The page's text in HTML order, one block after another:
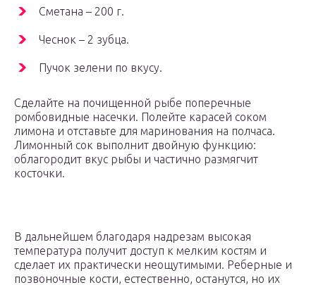
Сметана – 200 г.
Чеснок – 2 зубца.
Пучок зелени по вкусу.
Сделайте на почищенной рыбе поперечные
ромбовидные насечки. Полейте карасей соком
лимона и отставьте для маринования на полчаса.
Лимонный сок выполнит двойную функцию:
облагородит вкус рыбы и частично размягчит
косточки.
В дальнейшем благодаря надрезам высокая
температура получит доступ к мелким костям и
сделает их практически неощутимыми. Реберные и
позвоночные кости, естественно, останутся, но их